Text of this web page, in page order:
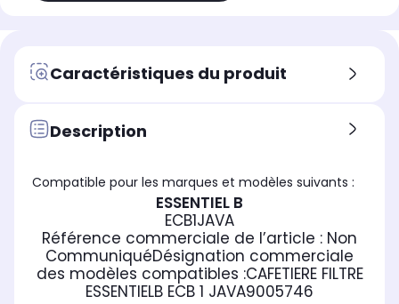
Caractéristiques du produit
Description
Compatible pour les marques et modèles suivants :
ESSENTIEL B
ECB1JAVA
Référence commerciale de l’article : Non
CommuniquéDésignation commerciale
des modèles compatibles :CAFETIERE FILTRE
ESSENTIELB ECB 1 JAVA9005746